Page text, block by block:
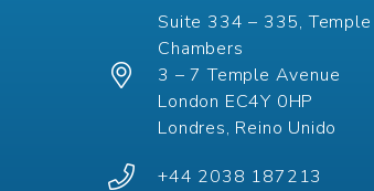
Suite 334 – 335, Temple
Chambers
3 – 7 Temple Avenue
London EC4Y 0HP
Londres, Reino Unido
+44 2038 187213